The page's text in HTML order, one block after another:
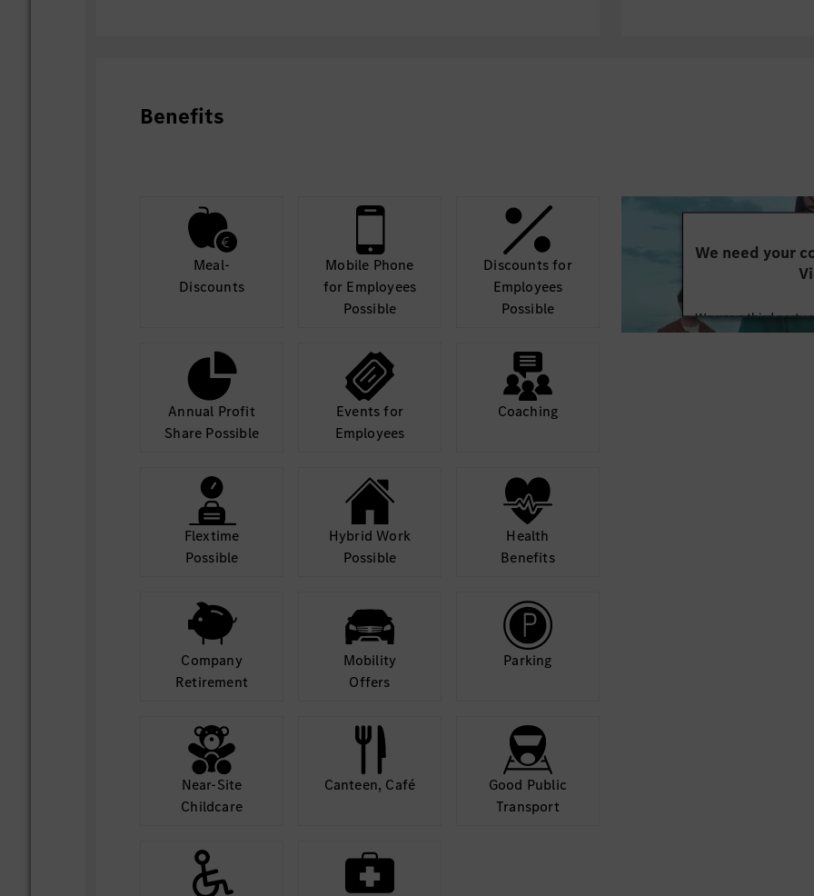
Benefits
Meal-
Discounts
Mobile Phone
for Employees
Possible
Discounts for
Employees
Possible
Annual Profit
Share Possible
Events for
Employees
Coaching
Flextime
Possible
Hybrid Work
Possible
Health
Benefits
Company
Retirement
Mobility
Offers
Parking
Near-Site
Childcare
Canteen, Café
Good Public
Transport
We need your
We use a third party
may collect data